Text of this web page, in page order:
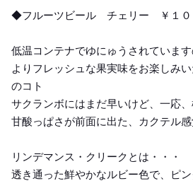
◆フルーツビール チェリー ￥１０
低温コンテナでゆにゅうされています
よりフレッシュな果実味をお楽しみ
のコト
サクランボにはまだ早いけど、一応、
甘酸っぱさが前面に出た、カクテル感
リンデマンス・クリークとは・・・
透き通った鮮やかなルビー色で、ピン